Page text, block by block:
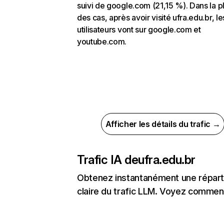
suivi de google.com (21,15 %). Dans la
des cas, après avoir visité ufra.edu.br,
utilisateurs vont sur google.com et
youtube.com.
Afficher les détails du trafic →
Trafic IA deufra.edu.br
Obtenez instantanément une
claire du trafic LLM. Voyez